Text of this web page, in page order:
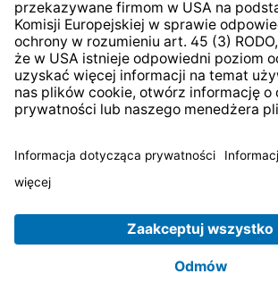
dotyczących profilowania,
danych podczas korzystania ze
kontakt bezpośrednio z operatorem
społecznościowej. W przypadku
przetwarzania Państwa interakcji z
dane kontaktowe.
politykami prywatności:
Facebook Inc., 1601 S California